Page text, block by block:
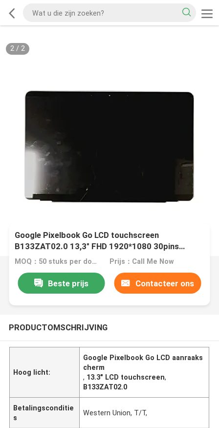
2/ 2
Google Pixelbook Go LCD touchscreen
B133ZAT02.0 13,3" FHD 1920*1080 30pins
Chromebook vervangingspaneel
MOQ：50 stuks per doos Prijs：Call Me Now
Beste prijs Contacteer ons
PRODUCTOMSCHRIJVING
Hoog licht:
Google Pixelbook Go LCD aanraaks
cherm
, 13.3" LCD touchscreen,
B133ZAT02.0
Betalingsconditie
s
Western Union, T/T,